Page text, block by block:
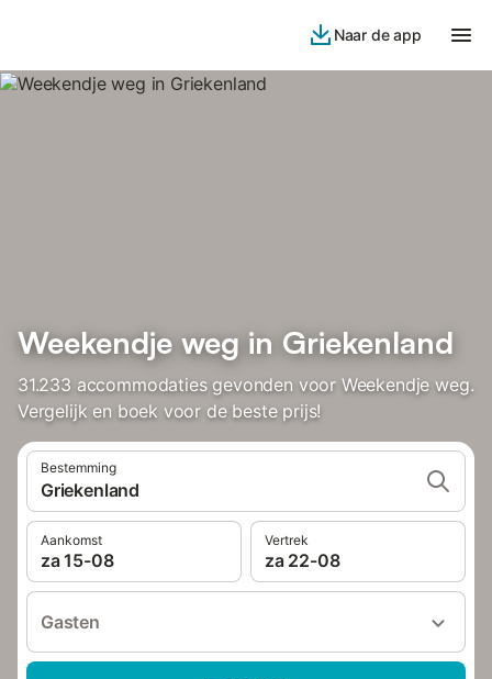
Naar de app
Weekendje weg in Griekenland
31.233 accommodaties gevonden voor Weekendje weg.
Vergelijk en boek voor de beste prijs!
Bestemming
Griekenland
Aankomst
za 15-08
Vertrek
za 22-08
Gasten